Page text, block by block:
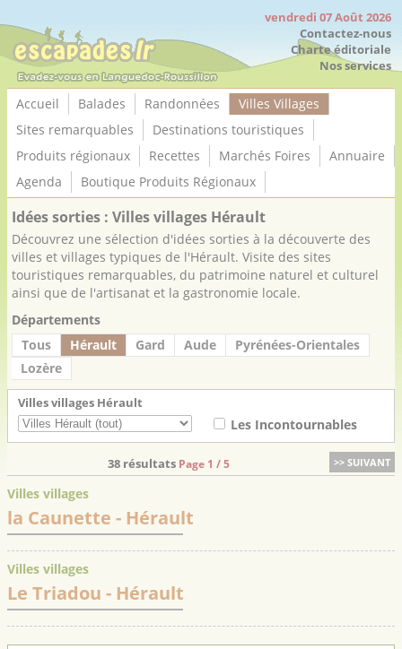
vendredi 07 Août 2026
Contactez-nous
Charte éditoriale
Nos services
Accueil Balades Randonnées
Villes Villages
Sites remarquables
Destinations touristiques
Produits régionaux
Recettes Marchés Foires
Annuaire
Agenda
Boutique Produits Régionaux
Idées sorties : Villes villages Hérault
Découvrez une sélection d'idées sorties à la découverte des
villes et villages typiques de l'Hérault. Visite des sites
touristiques remarquables, du patrimoine naturel et culturel
ainsi que de l'artisanat et la gastronomie locale.
Départements
Tous
Hérault Gard Aude
Pyrénées-Orientales
Lozère
Villes villages Hérault
Les Incontournables
>> SUIVANT
38 résultats Page 1 / 5
Villes villages
la Caunette - Hérault
Villes villages
Le Triadou - Hérault